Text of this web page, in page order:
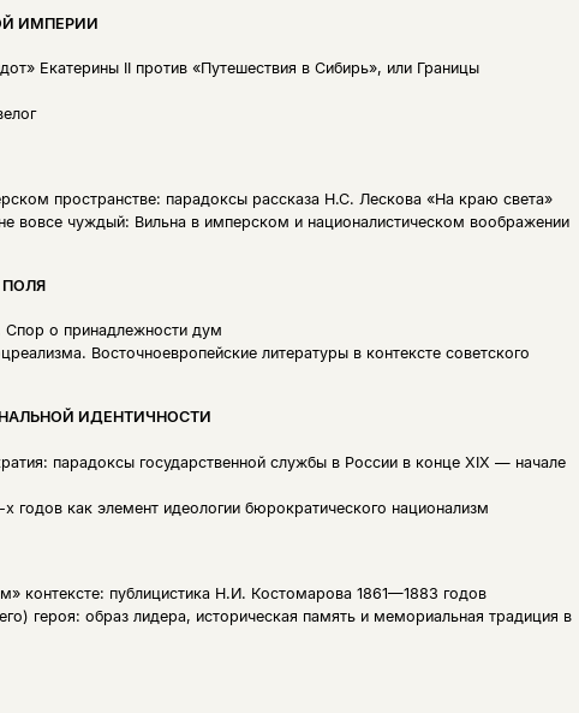
ИМПЕРИИ
Екатерины II против «Путешествия в Сибирь», или Границы
пространстве: парадоксы рассказа Н.С. Лескова «На краю света»
вовсе чуждый: Вильна в имперском и националистическом воображении
ПОЛЯ
о принадлежности дум
Восточноевропейские литературы в контексте советского
ИДЕНТИЧНОСТИ
парадоксы государственной службы в России в конце XIX — начале
х годов как элемент идеологии бюрократического национализм
контексте: публицистика Н.И. Костомарова 1861—1883 годов
героя: образ лидера, историческая память и мемориальная традиция в